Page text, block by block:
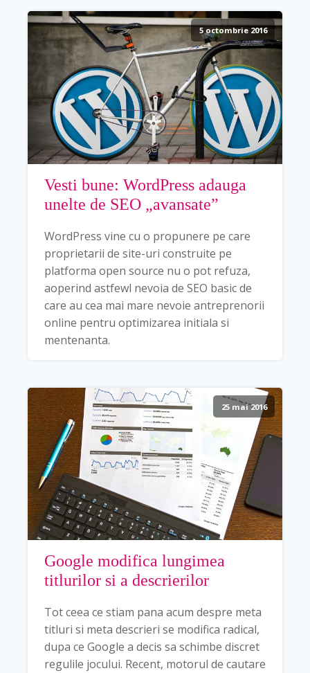
5 octombrie 2016
Vesti bune: WordPress adauga
unelte de SEO „avansate”
WordPress vine cu o propunere pe care
proprietarii de site-uri construite pe
platforma open source nu o pot refuza,
aoperind astfewl nevoia de SEO basic de
care au cea mai mare nevoie antreprenorii
online pentru optimizarea initiala si
mentenanta.
25 mai 2016
Google modifica lungimea
titlurilor si a descrierilor
Tot ceea ce stiam pana acum despre meta
titluri si meta descrieri se modifica radical,
dupa ce Google a decis sa schimbe discret
regulile jocului. Recent, motorul de cautare